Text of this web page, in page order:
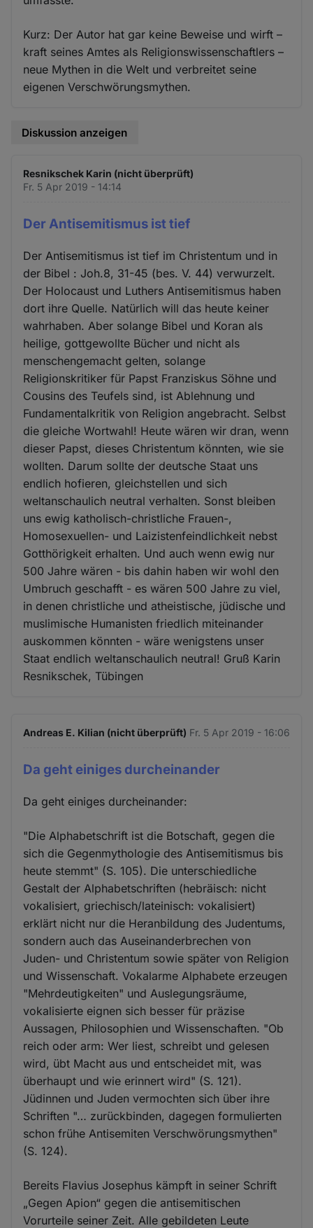
Kurz: Der Autor hat gar keine Beweise und wirft –
kraft seines Amtes als Religionswissenschaftlers –
neue Mythen in die Welt und verbreitet seine
eigenen Verschwörungsmythen.
Diskussion anzeigen
Resnikschek Karin (nicht überprüft)
Fr. 5 Apr 2019 - 14:14
Der Antisemitismus ist tief
Der Antisemitismus ist tief im Christentum und in
der Bibel : Joh.8, 31-45 (bes. V. 44) verwurzelt.
Der Holocaust und Luthers Antisemitismus haben
dort ihre Quelle. Natürlich will das heute keiner
wahrhaben. Aber solange Bibel und Koran als
heilige, gottgewollte Bücher und nicht als
menschengemacht gelten, solange
Religionskritiker für Papst Franziskus Söhne und
Cousins des Teufels sind, ist Ablehnung und
Fundamentalkritik von Religion angebracht. Selbst
die gleiche Wortwahl! Heute wären wir dran, wenn
dieser Papst, dieses Christentum könnten, wie sie
wollten. Darum sollte der deutsche Staat uns
endlich hofieren, gleichstellen und sich
weltanschaulich neutral verhalten. Sonst bleiben
uns ewig katholisch-christliche Frauen-,
Homosexuellen- und Laizistenfeindlichkeit nebst
Gotthörigkeit erhalten. Und auch wenn ewig nur
500 Jahre wären - bis dahin haben wir wohl den
Umbruch geschafft - es wären 500 Jahre zu viel,
in denen christliche und atheistische, jüdische und
muslimische Humanisten friedlich miteinander
auskommen könnten - wäre wenigstens unser
Staat endlich weltanschaulich neutral! Gruß Karin
Resnikschek, Tübingen
Andreas E. Kilian (nicht überprüft) Fr. 5 Apr 2019 - 16:06
Da geht einiges durcheinander
Da geht einiges durcheinander:
"Die Alphabetschrift ist die Botschaft, gegen die
sich die Gegenmythologie des Antisemitismus bis
heute stemmt" (S. 105). Die unterschiedliche
Gestalt der Alphabetschriften (hebräisch: nicht
vokalisiert, griechisch/lateinisch: vokalisiert)
erklärt nicht nur die Heranbildung des Judentums,
sondern auch das Auseinanderbrechen von
Juden- und Christentum sowie später von Religion
und Wissenschaft. Vokalarme Alphabete erzeugen
"Mehrdeutigkeiten" und Auslegungsräume,
vokalisierte eignen sich besser für präzise
Aussagen, Philosophien und Wissenschaften. "Ob
reich oder arm: Wer liest, schreibt und gelesen
wird, übt Macht aus und entscheidet mit, was
überhaupt und wie erinnert wird" (S. 121).
Jüdinnen und Juden vermochten sich über ihre
Schriften "… zurückbinden, dagegen formulierten
schon frühe Antisemiten Verschwörungsmythen"
(S. 124).
Bereits Flavius Josephus kämpft in seiner Schrift
„Gegen Apion“ gegen die antisemitischen
Vorurteile seiner Zeit. Alle gebildeten Leute